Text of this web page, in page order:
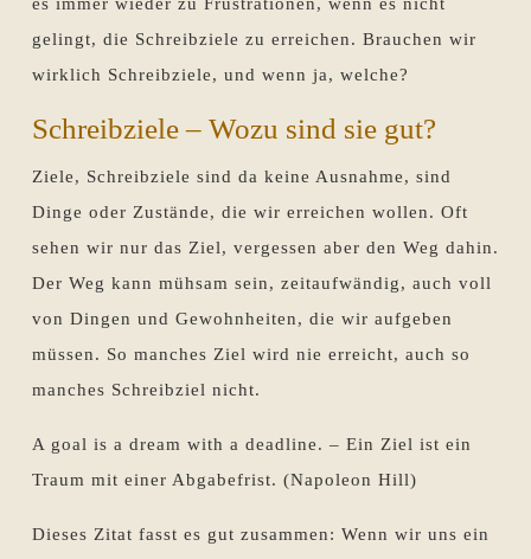
gelingt, die Schreibziele zu erreichen. Brauchen wir
wirklich Schreibziele, und wenn ja, welche?
Schreibziele – Wozu sind sie gut?
Ziele, Schreibziele sind da keine Ausnahme, sind
Dinge oder Zustände, die wir erreichen wollen. Oft
sehen wir nur das Ziel, vergessen aber den Weg dahin.
Der Weg kann mühsam sein, zeitaufwändig, auch voll
von Dingen und Gewohnheiten, die wir aufgeben
müssen. So manches Ziel wird nie erreicht, auch so
manches Schreibziel nicht.
A goal is a dream with a deadline. – Ein Ziel ist ein
Traum mit einer Abgabefrist. (Napoleon Hill)
Dieses Zitat fasst es gut zusammen: Wenn wir uns ein